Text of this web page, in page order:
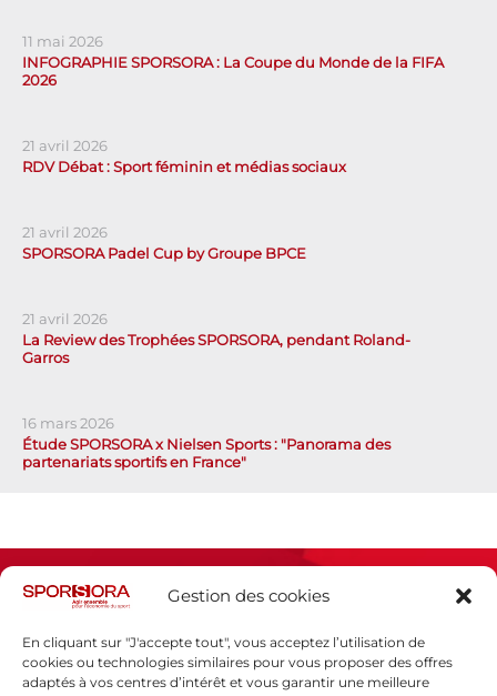
Gestion des cookies
En cliquant sur "J'accepte tout", vous acceptez l’utilisation de
cookies ou technologies similaires pour vous proposer des offres
adaptés à vos centres d’intérêt et vous garantir une meilleure
11 mai 2026
INFOGRAPHIE SPORSORA : La Coupe du Monde de la FIFA
2026
21 avril 2026
RDV Débat : Sport féminin et médias sociaux
21 avril 2026
SPORSORA Padel Cup by Groupe BPCE
21 avril 2026
La Review des Trophées SPORSORA, pendant Roland-
Garros
16 mars 2026
Étude SPORSORA x Nielsen Sports : "Panorama des
partenariats sportifs en France"
Espace presse